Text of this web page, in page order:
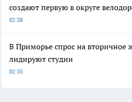
создают первую в округе
02:38
В Приморье спрос на вторичное
лидируют студии
02:35